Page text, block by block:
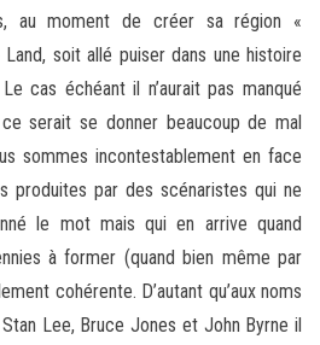
au moment de créer sa région «
soit allé puiser dans une histoire
cas échéant il n’aurait pas manqué
serait se donner beaucoup de mal
sommes incontestablement en face
produites par des scénaristes qui ne
le mot mais qui en arrive quand
à former (quand bien même par
cohérente. D’autant qu’aux noms
Lee, Bruce Jones et John Byrne il